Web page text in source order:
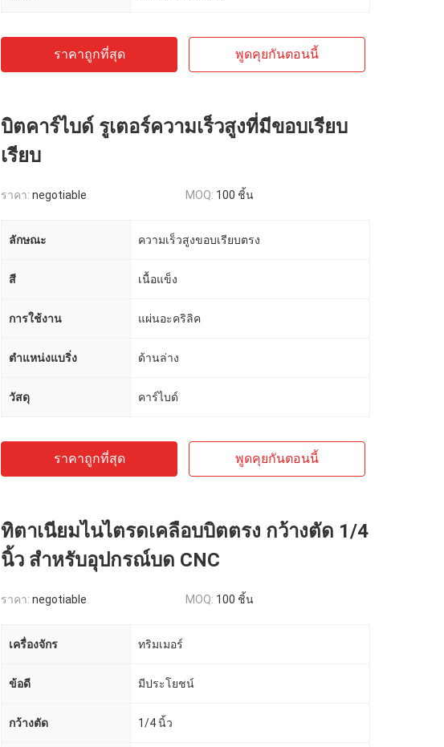
ราคาถูกที่สุด พูดคุยกันตอนนี้
บิตคาร์ไบด์ รูเตอร์ความเร็วสูงที่มีขอบเรียบ
เรียบ
ราคา: negotiable MOQ: 100 ชิ้น
ลักษณะ ความเร็วสูงขอบเรียบตรง
สี เนื้อแข็ง
การใช้งาน แผ่นอะคริลิค
ตำแหน่งแบริ่ง ด้านล่าง
วัสดุ คาร์ไบด์
ราคาถูกที่สุด พูดคุยกันตอนนี้
ทิตาเนียมไนไตรดเคลือบบิตตรง กว้างตัด 1/4
นิ้ว สําหรับอุปกรณ์บด CNC
ราคา: negotiable MOQ: 100 ชิ้น
เครื่องจักร ทริมเมอร์
ข้อดี มีประโยชน์
กว้างตัด 1/4 นิ้ว